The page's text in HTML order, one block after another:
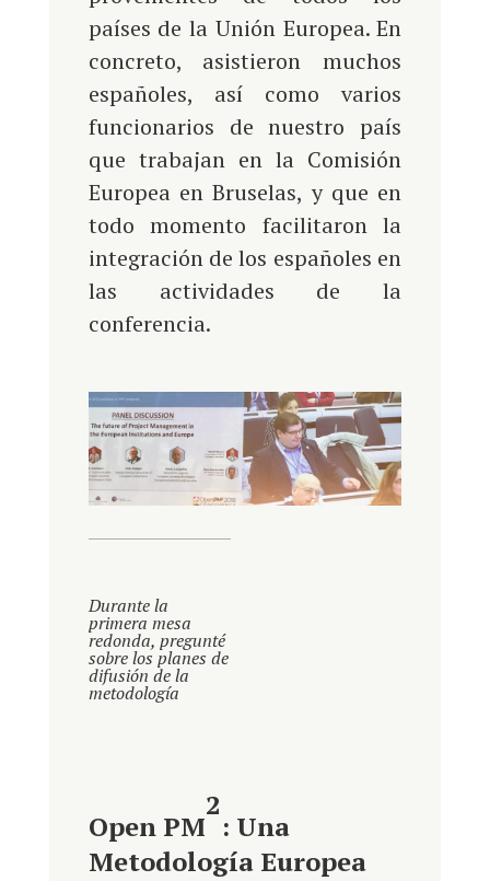
países de la Unión Europea. En
concreto, asistieron muchos
españoles, así como varios
funcionarios de nuestro país
que trabajan en la Comisión
Europea en Bruselas, y que en
todo momento facilitaron la
integración de los españoles en
las actividades de la
conferencia.
Durante la
primera mesa
redonda, pregunté
sobre los planes de
difusión de la
metodología
Open PM
2
: Una
Metodología Europea